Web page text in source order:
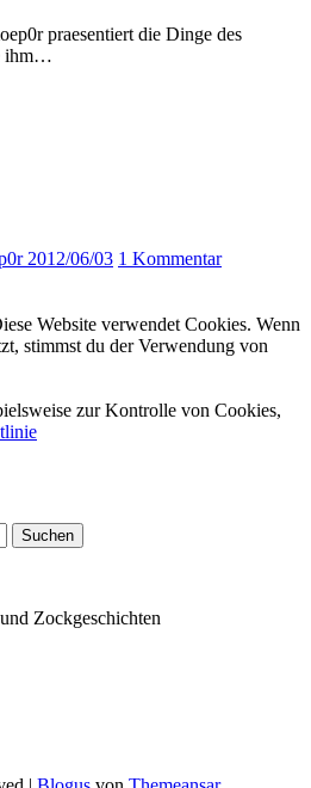
ihm…
2012/06/03 1 Kommentar
Website verwendet Cookies. Wenn
stimmst du der Verwendung von
zur Kontrolle von Cookies,
Zockgeschichten